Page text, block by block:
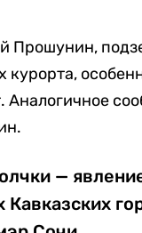
Прошунин,
Аналогичное
—